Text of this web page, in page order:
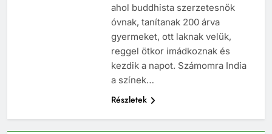
ahol buddhista szerzetesnők
óvnak, tanítanak 200 árva
gyermeket, ott laknak velük,
reggel ötkor imádkoznak és
kezdik a napot. Számomra India
a színek…
Részletek